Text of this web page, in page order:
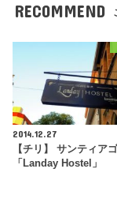
RECOMMEND
2014.12.27
【チリ】 サンティア
「Landay Hostel」